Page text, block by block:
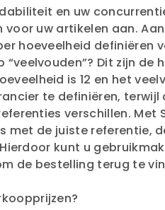
en uw
uw artikelen aan.
hoeveelheid definiëren
Dit zijn de
is 12 en het
te definiëren,
verschillen.
de juiste referentie,
kunt u
de bestelling terug te